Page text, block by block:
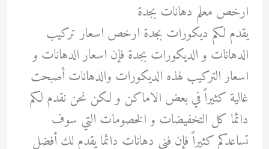
ارخص معلم دهانات بجدة
يقدم لكم ديكورات بجدة ارخص اسعار تركيب
الدهانات و الديكورات بجدة فإن اسعار الدهانات و
اسعار التركيب لهذه الديكورات والدهانات أصبحت
غالية كثيراً في بعض الاماكن و لكن نحن نقدم لكم
دائما كل التخفيضات و الخصومات التي سوف
تساعدكم كثيراً فإن فنى دهانات دائما يقدم لك أفضل